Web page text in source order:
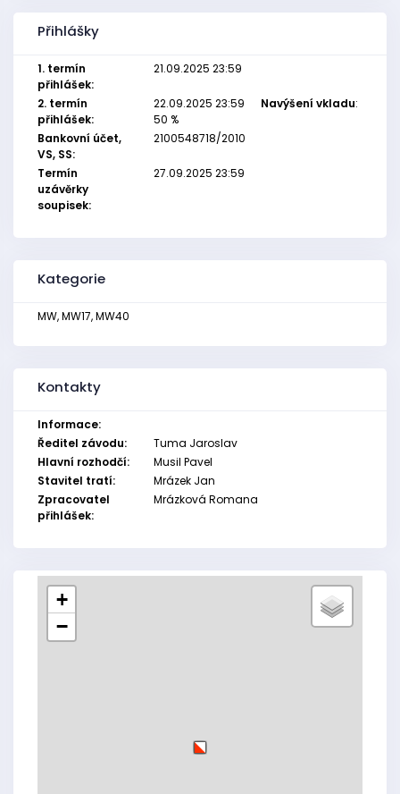
Přihlášky
1. termín
přihlášek:
21.09.2025 23:59
2. termín
přihlášek:
22.09.2025 23:59 Navýšení vkladu:
50 %
Bankovní účet,
VS, SS:
2100548718/2010
Termín
uzávěrky
soupisek:
27.09.2025 23:59
Kategorie
MW, MW17, MW40
Kontakty
Informace:
Ředitel závodu:
Tuma Jaroslav
Hlavní rozhodčí:
Musil Pavel
Stavitel tratí:
Mrázek Jan
Zpracovatel
přihlášek:
Mrázková Romana
+
−